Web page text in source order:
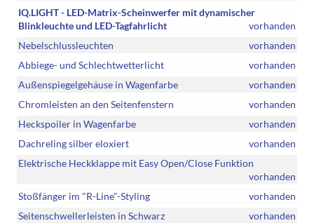
IQ.LIGHT - LED-Matrix-Scheinwerfer mit dynamischer
Blinkleuchte und LED-Tagfahrlicht
vorhanden
Nebelschlussleuchten
vorhanden
Abbiege- und Schlechtwetterlicht
vorhanden
Außenspiegelgehäuse in Wagenfarbe
vorhanden
Chromleisten an den Seitenfenstern
vorhanden
Heckspoiler in Wagenfarbe
vorhanden
Dachreling silber eloxiert
vorhanden
Elektrische Heckklappe mit Easy Open/Close Funktion
vorhanden
Stoßfänger im "R-Line"-Styling
vorhanden
Seitenschwellerleisten in Schwarz
vorhanden